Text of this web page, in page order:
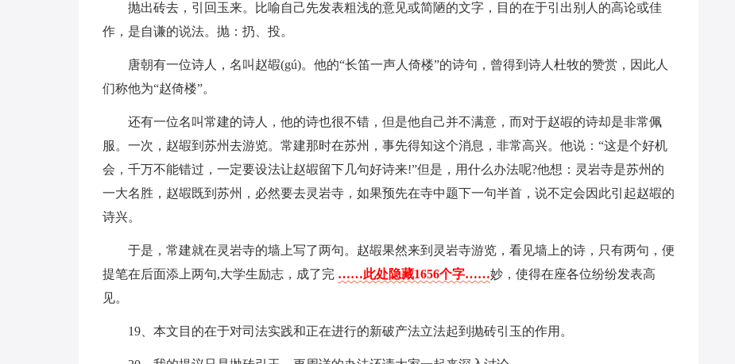
抛出砖去，引回玉来。比喻自己先发表粗浅的意见或简陋的文字，目的在于引出别人的高论或佳
作，是自谦的说法。抛：扔、投。
唐朝有一位诗人，名叫赵嘏(gú)。他的“长笛一声人倚楼”的诗句，曾得到诗人杜牧的赞赏，因此人
们称他为“赵倚楼”。
还有一位名叫常建的诗人，他的诗也很不错，但是他自己并不满意，而对于赵嘏的诗却是非常佩
服。一次，赵嘏到苏州去游览。常建那时在苏州，事先得知这个消息，非常高兴。他说：“这是个好机
会，千万不能错过，一定要设法让赵嘏留下几句好诗来!”但是，用什么办法呢?他想：灵岩寺是苏州的
一大名胜，赵嘏既到苏州，必然要去灵岩寺，如果预先在寺中题下一句半首，说不定会因此引起赵嘏的
诗兴。
于是，常建就在灵岩寺的墙上写了两句。赵嘏果然来到灵岩寺游览，看见墙上的诗，只有两句，便
提笔在后面添上两句,大学生励志，成了完 ……此处隐藏1656个字……妙，使得在座各位纷纷发表高
见。
19、本文目的在于对司法实践和正在进行的新破产法立法起到抛砖引玉的作用。